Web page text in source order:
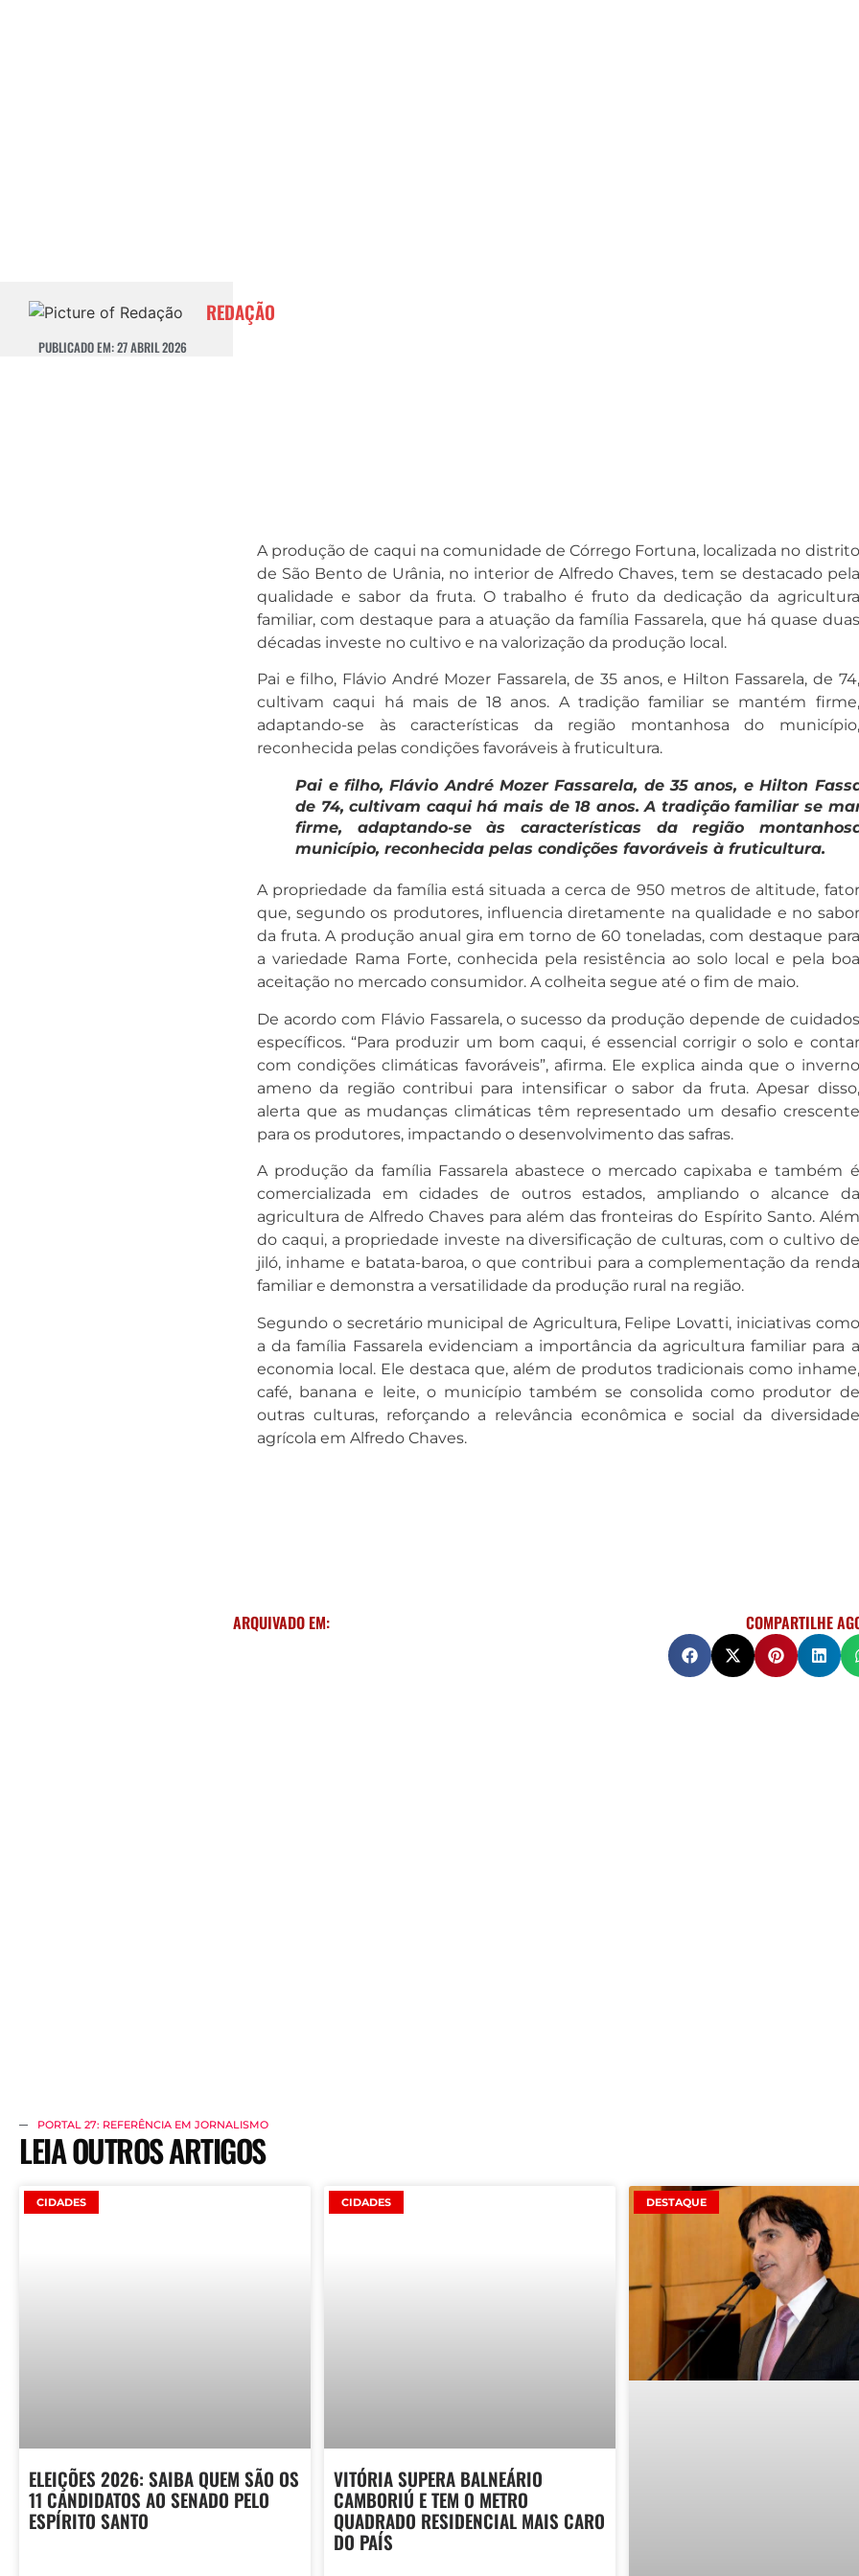
REDAÇÃO
PUBLICADO EM:27 ABRIL 2026
A produção de caqui na comunidade de Córrego Fortuna, localizada no distrito
de São Bento de Urânia, no interior de Alfredo Chaves, tem se destacado pela
qualidade e sabor da fruta. O trabalho é fruto da dedicação da agricultura
familiar, com destaque para a atuação da família Fassarela, que há quase duas
décadas investe no cultivo e na valorização da produção local.
Pai e filho, Flávio André Mozer Fassarela, de 35 anos, e Hilton Fassarela, de 74,
cultivam caqui há mais de 18 anos. A tradição familiar se mantém firme,
adaptando-se às características da região montanhosa do município,
reconhecida pelas condições favoráveis à fruticultura.
Pai e filho, Flávio André Mozer Fassarela, de 35 anos, e Hilton
de 74, cultivam caqui há mais de 18 anos. A tradição familiar se
firme, adaptando-se às características da região
município, reconhecida pelas condições favoráveis à fruticultura.
A propriedade da família está situada a cerca de 950 metros de altitude, fator
que, segundo os produtores, influencia diretamente na qualidade e no sabor
da fruta. A produção anual gira em torno de 60 toneladas, com destaque para
a variedade Rama Forte, conhecida pela resistência ao solo local e pela boa
aceitação no mercado consumidor. A colheita segue até o fim de maio.
De acordo com Flávio Fassarela, o sucesso da produção depende de cuidados
específicos. “Para produzir um bom caqui, é essencial corrigir o solo e contar
com condições climáticas favoráveis”, afirma. Ele explica ainda que o inverno
ameno da região contribui para intensificar o sabor da fruta. Apesar disso,
alerta que as mudanças climáticas têm representado um desafio crescente
para os produtores, impactando o desenvolvimento das safras.
A produção da família Fassarela abastece o mercado capixaba e também é
comercializada em cidades de outros estados, ampliando o alcance da
agricultura de Alfredo Chaves para além das fronteiras do Espírito Santo. Além
do caqui, a propriedade investe na diversificação de culturas, com o cultivo de
jiló, inhame e batata-baroa, o que contribui para a complementação da renda
familiar e demonstra a versatilidade da produção rural na região.
Segundo o secretário municipal de Agricultura, Felipe Lovatti, iniciativas como
a da família Fassarela evidenciam a importância da agricultura familiar para a
economia local. Ele destaca que, além de produtos tradicionais como inhame,
café, banana e leite, o município também se consolida como produtor de
outras culturas, reforçando a relevância econômica e social da diversidade
agrícola em Alfredo Chaves.
ARQUIVADO EM: COMPARTILHE
PORTAL 27: REFERÊNCIA EM JORNALISMO
LEIA OUTROS ARTIGOS
CIDADES
ELEIÇÕES 2026: SAIBA QUEM SÃO OS
11 CANDIDATOS AO SENADO PELO
ESPÍRITO SANTO
CIDADES
VITÓRIA SUPERA BALNEÁRIO
CAMBORIÚ E TEM O METRO
QUADRADO RESIDENCIAL MAIS CARO
DO PAÍS
DESTAQUE